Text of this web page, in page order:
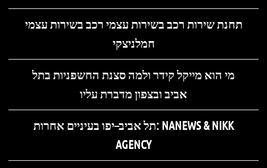
תחנת שירות רכב בשירות עצמי רכב בשירות עצמי
חמלניצקי
מי הוא מייקל קידר ולמה סצנת החשפניות בתל
אביב ובצפון מדברת עליו
תל אביב–יפו בעיניים אחרות: NANEWS & NIKK
AGENCY